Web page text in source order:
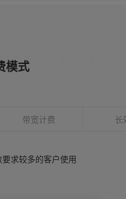
TYPES
模式
带宽计费 长
求较多的客户使用